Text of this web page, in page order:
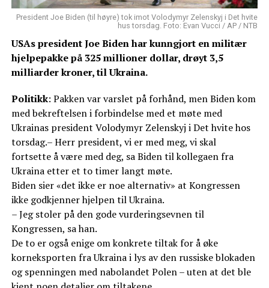
President Joe Biden (til høyre) tok imot Volodymyr Zelenskyj i Det hvite
hus torsdag. Foto: Evan Vucci / AP / NTB
USAs president Joe Biden har kunngjort en militær
hjelpepakke på 325 millioner dollar, drøyt 3,5
milliarder kroner, til Ukraina.
Politikk: Pakken var varslet på forhånd, men Biden kom
med bekreftelsen i forbindelse med et møte med
Ukrainas president Volodymyr Zelenskyj i Det hvite hos
torsdag.– Herr president, vi er med meg, vi skal
fortsette å være med deg, sa Biden til kollegaen fra
Ukraina etter et to timer langt møte.
Biden sier «det ikke er noe alternativ» at Kongressen
ikke godkjenner hjelpen til Ukraina.
– Jeg stoler på den gode vurderingsevnen til
Kongressen, sa han.
De to er også enige om konkrete tiltak for å øke
korneksporten fra Ukraina i lys av den russiske blokaden
og spenningen med nabolandet Polen – uten at det ble